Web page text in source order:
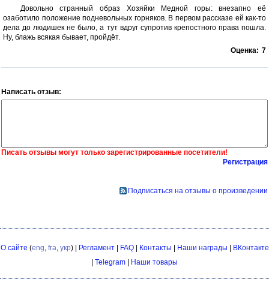
Довольно странный образ Хозяйки Медной горы: внезапно её
озаботило положение подневольных горняков. В первом рассказе ей как-то
дела до людишек не было, а тут вдруг супротив крепостного права пошла.
Ну, блажь всякая бывает, пройдёт.
Оценка: 7
Написать отзыв:
Писать отзывы могут только зарегистрированные посетители!
Регистрация
Подписаться на отзывы о произведении
О сайте (eng fra укр) | Регламент| FAQ| Контакты | Наши награды | ВКонтакте
| Telegram | Наши товары